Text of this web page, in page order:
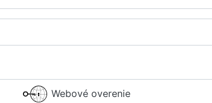
Webové overenie